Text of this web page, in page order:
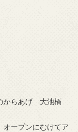
からあげ 大池橋
ープンにむけてア